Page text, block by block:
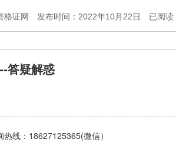
格证网 发布时间：2022年10月22日 已阅读
答疑解惑
热线：18627125365(微信）